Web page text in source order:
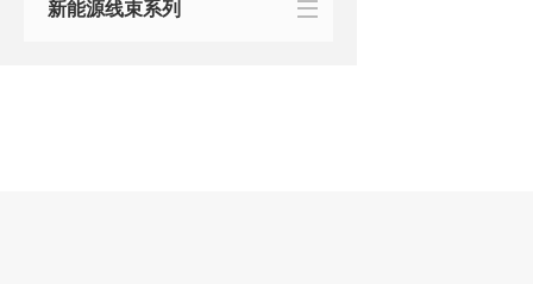
新能源线束系列